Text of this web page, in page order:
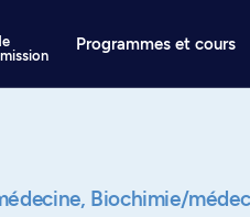
Programmes et cours
Biochimie/